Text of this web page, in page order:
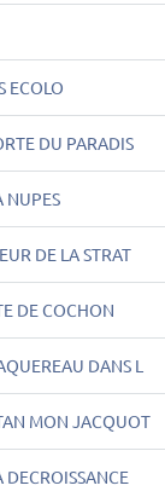
ECOLO
DU PARADIS
NUPES
DE LA STRAT
DE COCHON
DANS L
MON JACQUOT
DECROISSANCE